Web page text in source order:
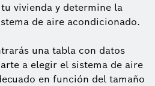
vivienda y determine la
de aire acondicionado.
una tabla con datos
a elegir el sistema de aire
en función del tamaño